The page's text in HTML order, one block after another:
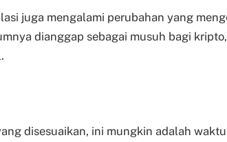
juga mengalami perubahan yang
dianggap sebagai musuh bagi
disesuaikan, ini mungkin adalah